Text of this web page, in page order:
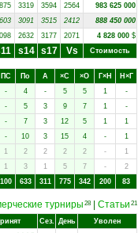
3319 3594 2564
983 625 000
3091 3515 2412
888 450 000
2632 3177 2071 4 828 000 $
s14 s17 Vs Стоимость
ПC Пo А ×C ×O Г×Н
Н×Г
- 4 - 5 5 1
-
- 5 3 9 7 1
-
- 7 3 12 5 1
1
- 10 3 15 4 -
1
1 2 2 2 2 -
1
1 3 1 5 7 -
2
100 633 311 775 342 200 83
турниры 28 Статьи 21
Сез. День Уволен